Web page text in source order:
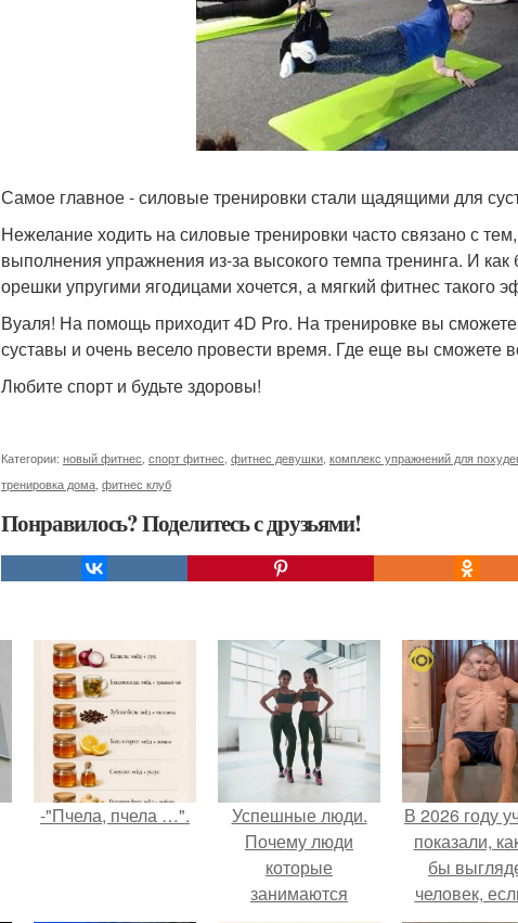
Самое главное - силовые тренировки стали щадящими для
Нежелание ходить на силовые тренировки часто связано с
выполнения упражнения из-за высокого темпа тренинга. И
орешки упругими ягодицами хочется, а мягкий фитнес такого
Вуаля! На помощь приходит 4D Pro. На тренировке вы
суставы и очень весело провести время. Где еще вы сможете
Любите спорт и будьте здоровы!
Категории: новый фитнес спорт фитнес фитнес девушки комплекс упражнений для
тренировка дома фитнес клуб
Понравилось? Поделитесь с друзьями!
-"Пчела, пчела …".
Успешные люди.
Почему люди
которые
занимаются
В 2026 году
показали,
бы
человек,